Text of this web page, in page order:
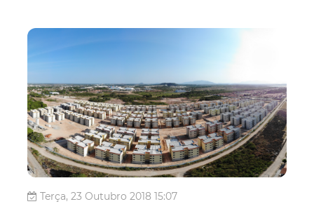
Terça, 23 Outubro 2018 15:07